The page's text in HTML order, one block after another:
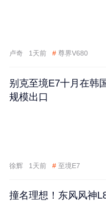
卢奇 1天前 # 尊界V680
别克至境E7十月在韩
规模出口
徐辉 1天前 # 至境E7
撞名理想！东风风神